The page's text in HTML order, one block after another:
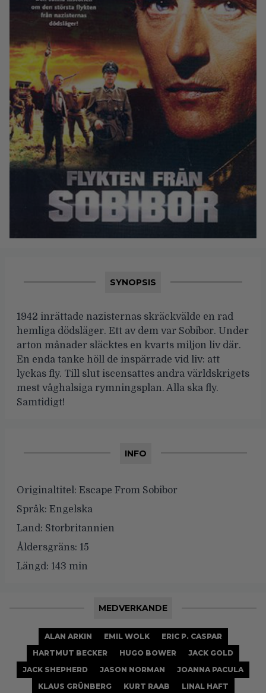
SYNOPSIS
1942 inrättade nazisternas skräckvälde en rad
hemliga dödsläger. Ett av dem var Sobibor. Under
arton månader släcktes en kvarts miljon liv där.
En enda tanke höll de inspärrade vid liv: att
lyckas fly. Till slut iscensattes andra världskrigets
mest våghalsiga rymningsplan. Alla ska fly.
Samtidigt!
INFO
Originaltitel: Escape From Sobibor
Språk: Engelska
Land: Storbritannien
Åldersgräns: 15
Längd: 143 min
MEDVERKANDE
ALAN ARKIN EMIL WOLK
ERIC P. CASPAR
HARTMUT BECKER
HUGO BOWER
JACK GOLD
JACK SHEPHERD
JASON NORMAN
JOANNA PACULA
KLAUS GRÜNBERG
KURT RAAB
LINAL HAFT